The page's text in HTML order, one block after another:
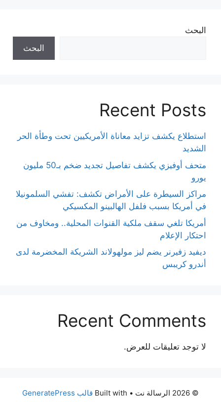
البحث
البحث
Recent Posts
استطلاع يكشف تزايد معاناة الأمريكيين تحت وطأة الحر
الشديد
متحف أوفيزي يكشف تفاصيل تجديد ضخم بـ50 مليون
يورو
مراكز السيطرة على الأمراض تكشف: تفشي السلمونيلا
في أمريكا بسبب فلفل الهالبينو المكسيكي
أمريكا تلغي سقف ملكية القنوات المحلية.. ومخاوف من
احتكار الإعلام
ديفيد زفيرنر يضم ليز مولهولاند الشريكة المخضرمة لدى
أندرو كريبس
Recent Comments
لا توجد تعليقات للعرض.
© 2026 الرسالة نت • Built with قالب GeneratePress